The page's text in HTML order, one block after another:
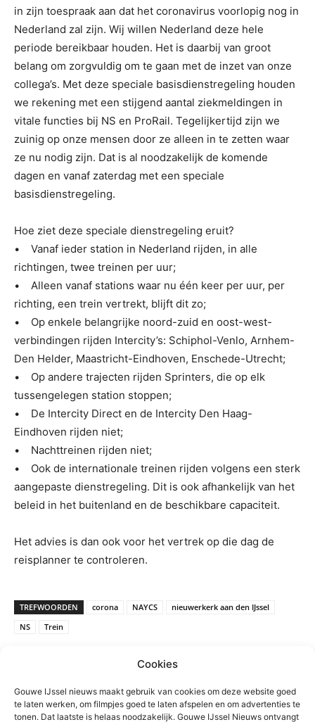
Cookies
Gouwe IJssel nieuws maakt gebruik van cookies om deze website goed
te laten werken, om filmpjes goed te laten afspelen en om advertenties te
tonen. Dat laatste is helaas noodzakelijk. Gouwe IJssel Nieuws ontvangt
in zijn toespraak aan dat het coronavirus voorlopig nog in
Nederland zal zijn. Wij willen Nederland deze hele
periode bereikbaar houden. Het is daarbij van groot
belang om zorgvuldig om te gaan met de inzet van onze
collega’s. Met deze speciale basisdienstregeling houden
we rekening met een stijgend aantal ziekmeldingen in
vitale functies bij NS en ProRail. Tegelijkertijd zijn we
zuinig op onze mensen door ze alleen in te zetten waar
ze nu nodig zijn. Dat is al noodzakelijk de komende
dagen en vanaf zaterdag met een speciale
basisdienstregeling.
Hoe ziet deze speciale dienstregeling eruit?
• Vanaf ieder station in Nederland rijden, in alle
richtingen, twee treinen per uur;
• Alleen vanaf stations waar nu één keer per uur, per
richting, een trein vertrekt, blijft dit zo;
• Op enkele belangrijke noord-zuid en oost-west-
verbindingen rijden Intercity’s: Schiphol-Venlo, Arnhem-
Den Helder, Maastricht-Eindhoven, Enschede-Utrecht;
• Op andere trajecten rijden Sprinters, die op elk
tussengelegen station stoppen;
• De Intercity Direct en de Intercity Den Haag-
Eindhoven rijden niet;
• Nachttreinen rijden niet;
• Ook de internationale treinen rijden volgens een sterk
aangepaste dienstregeling. Dit is ook afhankelijk van het
beleid in het buitenland en de beschikbare capaciteit.
Het advies is dan ook voor het vertrek op die dag de
reisplanner te controleren.
TREFWOORDEN corona NAYCS
nieuwerkerk aan den IJssel
NS
Trein